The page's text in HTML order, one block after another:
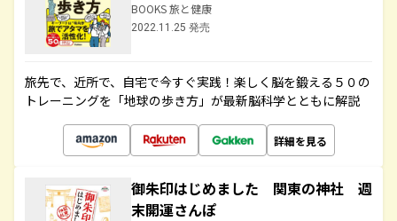
BOOKS 旅と健康
2022.11.25 発売
旅先で、近所で、自宅で今すぐ実践！楽しく脳を鍛える５０の
トレーニングを「地球の歩き方」が最新脳科学とともに解説
詳細を見る
御朱印はじめました 関東の神社 週
末開運さんぽ